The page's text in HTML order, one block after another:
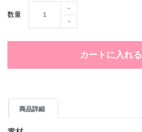
数量
カートに入れる
商品詳細